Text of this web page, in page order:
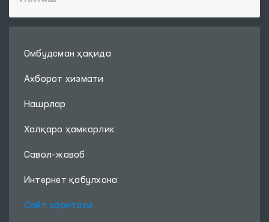
Омбудсман ҳақида
Ахборот хизмати
Нашрлар
Халқаро ҳамкорлик
Савол-жавоб
Интернет қабулхона
Сайт харитаси